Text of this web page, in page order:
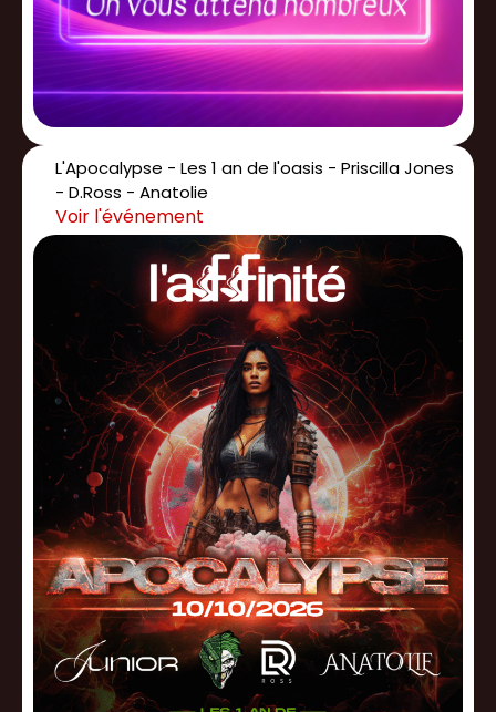
L'Apocalypse - Les 1 an de l'oasis - Priscilla Jones
- D.Ross - Anatolie